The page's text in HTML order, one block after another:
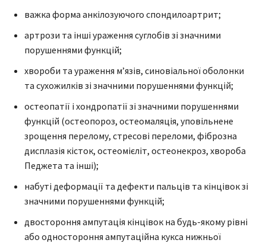
важка форма анкілозуючого спондилоартрит;
артрози та інші ураження суглобів зі значними
порушеннями функцій;
хвороби та ураження м’язів, синовіальної оболонки
та сухожилків зі значними порушеннями функцій;
остеопатії і хондропатії зі значними порушеннями
функцій (остеопороз, остеомаляція, уповільнене
зрощення перелому, стресові переломи, фіброзна
дисплазія кісток, остеомієліт, остеонекроз, хвороба
Педжета та інші);
набуті деформації та дефекти пальців та кінцівок зі
значними порушеннями функцій;
двостороння ампутація кінцівок на будь-якому рівні
або одностороння ампутаційна кукса нижньої